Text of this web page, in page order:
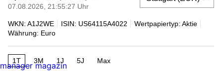
07.08.2026, 21:55:27 Uhr
WKN: A1J2WE ISIN: US64115A4022
Wertpapiertyp: Aktie
Währung: Euro
1T 3M 1J 5J Max
manager magazin